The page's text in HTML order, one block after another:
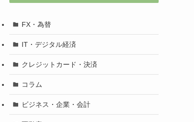
FX・為替
IT・デジタル経済
クレジットカード・決済
コラム
ビジネス・企業・会計